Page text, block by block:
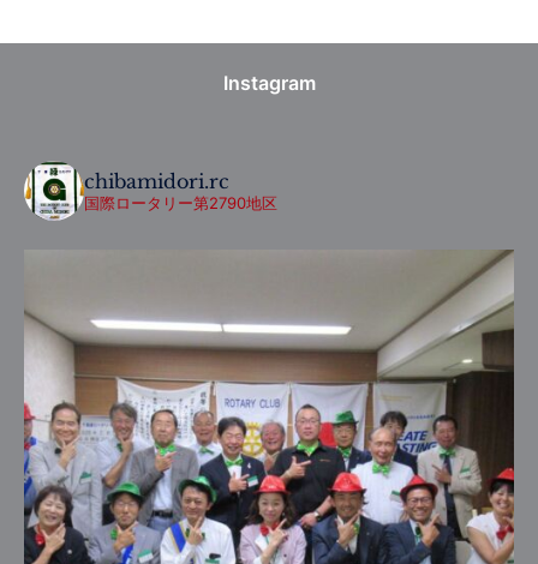
Instagram
chibamidori.rc
国際ロータリー第2790地区